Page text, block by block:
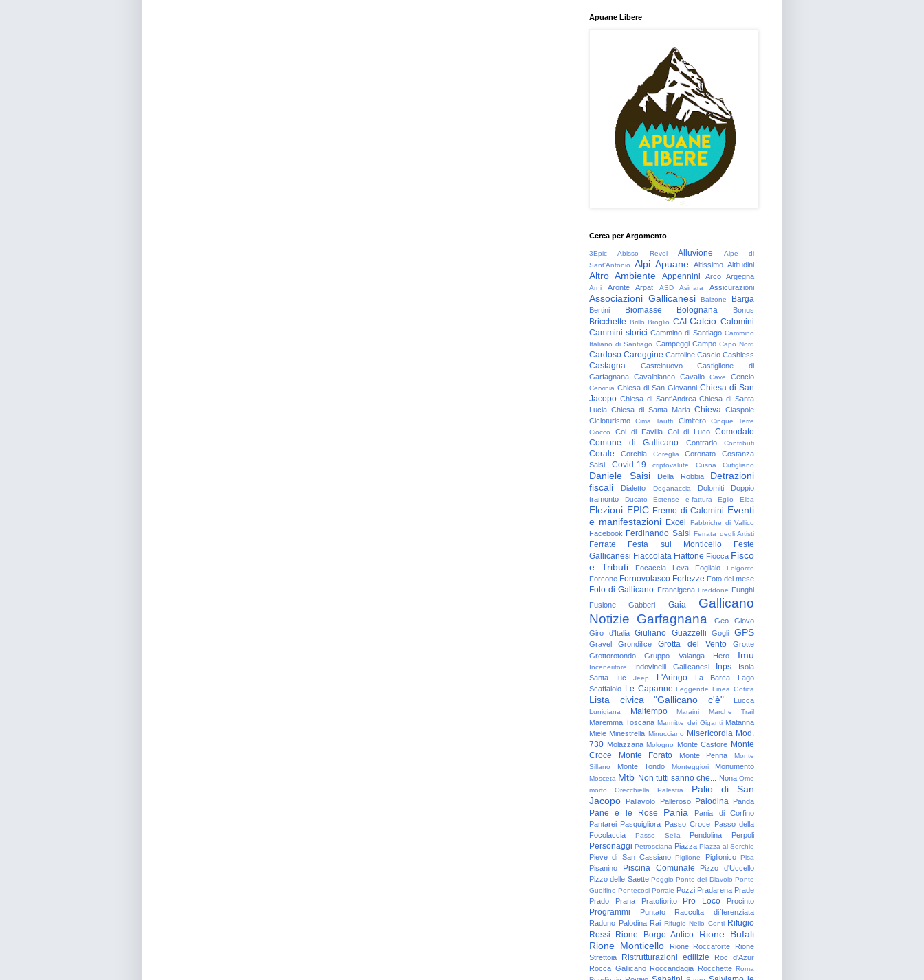
Apuane Libere
Cerca per Argomento
3Epic Abisso Revel Alluvione
Alpe di
Sant'Antonio
Alpi Apuane Altissimo Altitudini
Altro Ambiente Appennini Arco Argegna
Arni Aronte Arpat ASD Asinara Assicurazioni
Associazioni Gallicanesi Balzone Barga
Bertini Biomasse Bolognana Bonus
Bricchette Brillo Broglio CAI Calcio Calomini
Cammini storici Cammino di Santiago Cammino
Italiano di Santiago Campeggi Campo Capo Nord
Cardoso Careggine Cartoline Cascio Cashless
Castagna Castelnuovo
Castiglione di
Garfagnana Cavalbianco Cavallo Cave Cencio
Cervinia Chiesa di San Giovanni Chiesa di San
Jacopo Chiesa di Sant'Andrea Chiesa di Santa
Lucia Chiesa di Santa Maria Chieva Ciaspole
Cicloturismo
Cima Tauffi Cimitero
Cinque Terre
Ciocco
Col di Favilla Col di Luco Comodato
Comune di Gallicano
Contrario Contributi
Corale Corchia Coreglia Coronato
Costanza
Saisi
Covid-19 criptovalute Cusna Cutigliano
Daniele Saisi Della Robbia
Detrazioni
fiscali
Dialetto Doganaccia Dolomiti
Doppio
tramonto
Ducato Estense e-fattura Eglio Elba
Elezioni EPIC Eremo di Calomini Eventi
e manifestazioni Excel Fabbriche di Vallico
Facebook Ferdinando Saisi Ferrata degli Artisti
Ferrate Festa sul Monticello
Feste
Gallicanesi Fiaccolata Fiattone Fiocca Fisco
e Tributi
Focaccia Leva Fogliaio Folgorito
Forcone Fornovolasco Fortezze Foto del mese
Foto di Gallicano Francigena Freddone Funghi
Fusione
Gabberi Gaia
Gallicano
Notizie Garfagnana Geo
Giovo
Giro d'Italia
Giuliano Guazzelli Gogli GPS
Gravel Grondilice Grotta del Vento
Grotte
Grottorotondo
Gruppo Valanga Hero Imu
Inceneritore Indovinelli Gallicanesi Inps
Isola
Santa
Iuc Jeep L'Aringo La Barca
Lago
Scaffaiolo Le Capanne Leggende Linea Gotica
Lista civica "Gallicano c'è" Lucca
Lunigiana Maltempo Maraini Marche Trail
Maremma Toscana Marmitte dei Giganti Matanna
Miele Minestrella Minucciano Misericordia Mod.
730 Molazzana Mologno Monte Castore Monte
Croce
Monte Forato Monte Penna
Monte
Sillano
Monte Tondo Monteggiori Monumento
Mosceta Mtb Non tutti sanno che... Nona Omo
morto
Orecchiella Palestra
Palio di San
Jacopo
Pallavolo Palleroso Palodina Panda
Pane e le Rose Pania
Pania di Corfino
Pantarei Pasquigliora Passo Croce Passo della
Focolaccia
Passo Sella Pendolina Perpoli
Personaggi Petrosciana Piazza Piazza al Serchio
Pieve di San Cassiano Piglione Piglionico Pisa
Pisanino Piscina Comunale
Pizzo d'Uccello
Pizzo delle Saette Poggio Ponte del Diavolo Ponte
Guelfino Pontecosi Porraie Pozzi Pradarena Prade
Prado
Prana Pratofiorito Pro Loco Procinto
Programmi Puntato
Raccolta differenziata
Raduno Palodina Rai Rifugio Nello Conti Rifugio
Rossi
Rione Borgo Antico
Rione Bufali
Rione Monticello
Rione Roccaforte
Rione
Strettoia
Ristrutturazioni edilizie
Roc d'Azur
Rocca Gallicano Roccandagia Rocchette Roma